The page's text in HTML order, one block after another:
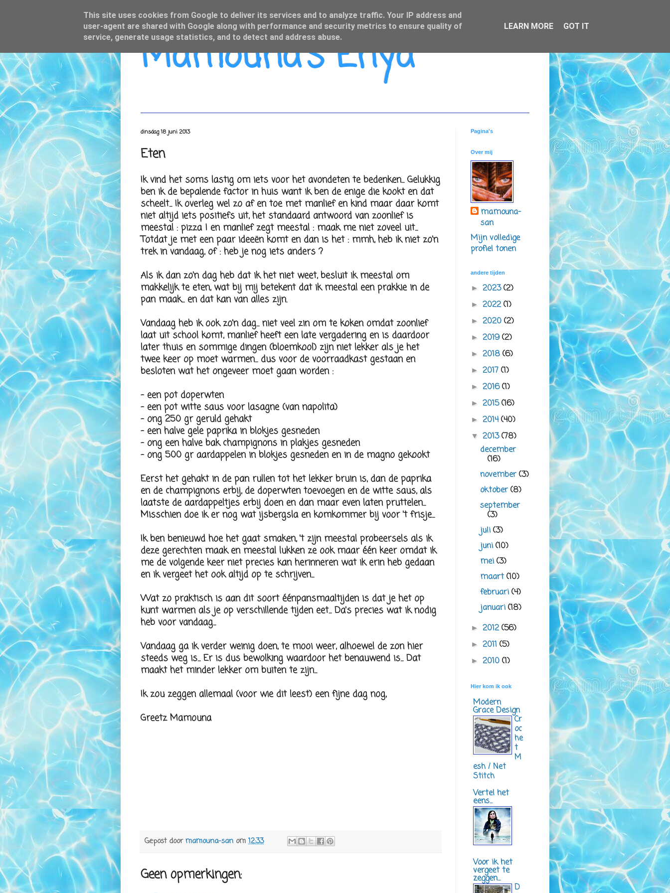
Mamouna's Enya
dinsdag 18 juni 2013
Eten
Ik vind het soms lastig om iets voor het avondeten te bedenken... Gelukkig
ben ik de bepalende factor in huis want ik ben de enige die kookt en dat
scheelt... Ik overleg wel zo af en toe met manlief en kind maar daar komt
niet altijd iets positiefs uit, het standaard antwoord van zoonlief is
meestal : pizza ! en manlief zegt meestal : maak me niet zoveel uit...
Totdat je met een paar ideeën komt en dan is het : mmh, heb ik niet zo'n
trek in vandaag, of : heb je nog iets anders ?
Als ik dan zo'n dag heb dat ik het niet weet, besluit ik meestal om
makkelijk te eten, wat bij mij betekent dat ik meestal een prakkie in de
pan maak... en dat kan van alles zijn.
Vandaag heb ik ook zo'n dag... niet veel zin om te koken omdat zoonlief
laat uit school komt, manlief heeft een late vergadering en is daardoor
later thuis en sommige dingen (bloemkool) zijn niet lekker als je het
twee keer op moet warmen... dus voor de voorraadkast gestaan en
besloten wat het ongeveer moet gaan worden :
- een pot doperwten
- een pot witte saus voor lasagne (van napolita)
- ong 250 gr geruld gehakt
- een halve gele paprika in blokjes gesneden
- ong een halve bak champignons in plakjes gesneden
- ong 500 gr aardappelen in blokjes gesneden en in de magno gekookt
Eerst het gehakt in de pan rullen tot het lekker bruin is, dan de paprika
en de champignons erbij, de doperwten toevoegen en de witte saus, als
laatste de aardappeltjes erbij doen en dan maar even laten pruttelen...
Misschien doe ik er nog wat ijsbergsla en komkommer bij voor 't frisje...
Ik ben benieuwd hoe het gaat smaken, 't zijn meestal probeersels als ik
deze gerechten maak en meestal lukken ze ook maar één keer omdat ik
me de volgende keer niet precies kan herinneren wat ik erin heb gedaan
en ik vergeet het ook altijd op te schrijven...
Wat zo praktisch is aan dit soort éénpansmaaltijden is dat je het op
kunt warmen als je op verschillende tijden eet... Da's precies wat ik nodig
heb voor vandaag...
Vandaag ga ik verder weinig doen, te mooi weer, alhoewel de zon hier
steeds weg is... Er is dus bewolking waardoor het benauwend is... Dat
maakt het minder lekker om buiten te zijn...
Ik zou zeggen allemaal (voor wie dit leest) een fijne dag nog,
Greetz Mamouna
Gepost doormamouna-san om 12:33
Geen opmerkingen:
Pagina's
Over mij
mamouna-
san
Mijn volledige
profiel tonen
andere tijden
► 2023(2)
► 2022(1)
► 2020 (2)
► 2019(2)
► 2018 (6)
► 2017 (1)
► 2016(1)
► 2015(16)
► 2014(40)
▼ 2013(78)
december
(16)
november(3)
oktober(8)
september
(3)
juli(3)
juni(10)
mei(3)
maart(10)
februari(4)
januari(18)
► 2012(56)
► 2011 (5)
► 2010 (1)
Hier kom ik ook
Modern
Grace Design
Cr
oc
he
t
M
esh / Net
Stitch
Vertel het
eens...
Voor ik het
vergeet te
zeggen...
D
This site uses cookies from Google to deliver its services and to analyze traffic. Your IP address and
user-agent are shared with Google along with performance and security metrics to ensure quality of
service, generate usage statistics, and to detect and address abuse.
LEARN MORE GOT IT